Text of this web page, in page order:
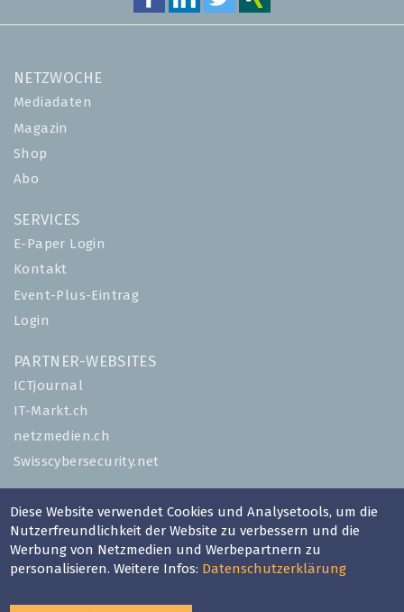
NETZWOCHE
Mediadaten
Magazin
Shop
Abo
SERVICES
E-Paper Login
Kontakt
Event-Plus-Eintrag
Login
PARTNER-WEBSITES
ICTjournal
IT-Markt.ch
netzmedien.ch
Swisscybersecurity.net
© NETZMEDIEN AG 2026
Impressum
AGB
Datenschutzerklärung
Diese Website verwendet Cookies und Analysetools, um die
Nutzerfreundlichkeit der Website zu verbessern und die
Werbung von Netzmedien und Werbepartnern zu
personalisieren. Weitere Infos: Datenschutzerklärung